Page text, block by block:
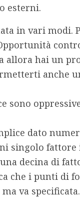
esterni.
in vari modi.
allora hai un
anche
sono
dato
singolo
decina di
che i punti di
va specificata.